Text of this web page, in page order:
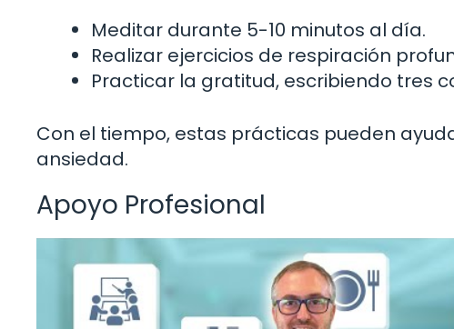
Meditar durante 5-10 minutos al día.
Realizar ejercicios de respiración
Practicar la gratitud, escribiendo tres
Con el tiempo, estas prácticas pueden
ansiedad.
Apoyo Profesional